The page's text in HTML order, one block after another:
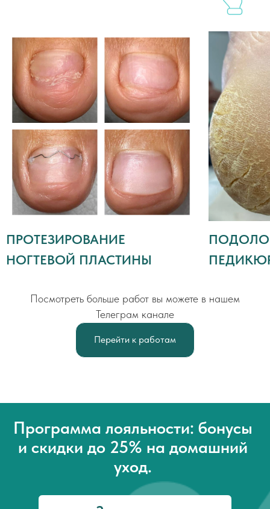
Посмотреть больше работ вы можете в нашем
Телеграм канале
Перейти к работам
+7 (918) 011-75-11
ежедневно, 09:00–21:00
г. Москва, 2-я Рыбинская ул., 13,
офис 11
+7 (918) 143-48-91